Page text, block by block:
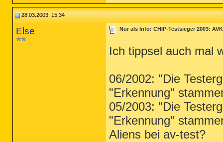
28.03.2003, 15:34
Else Nur als Info: CHIP-Testsieger 2003:
Ich tippsel auch mal
06/2002: "Die
"Erkennung"
05/2003: "Die
"Erkennung"
Aliens bei av-test?